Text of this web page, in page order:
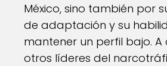
México, sino también por
de adaptación y su
mantener un perfil bajo.
otros líderes del